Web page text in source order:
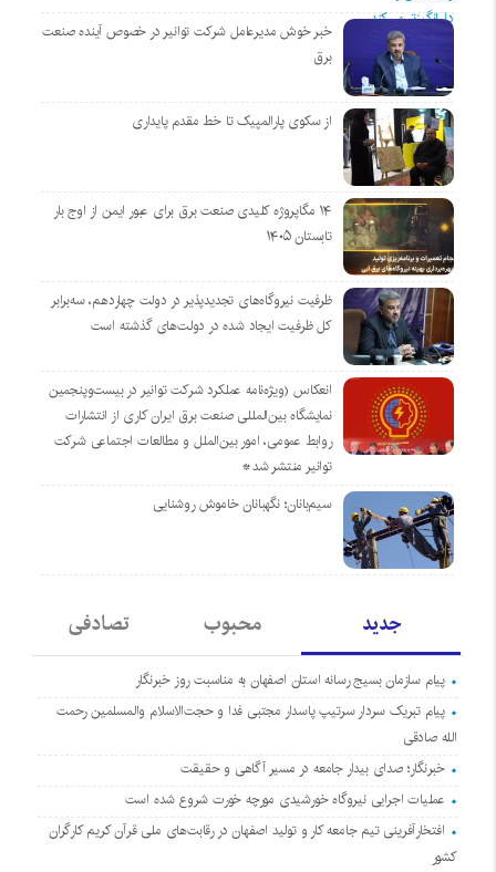
خبر خوش مدیرعامل شرکت توانیر در خصوص آینده صنعت
برق
از سکوی پارالمپیک تا خط مقدم پایداری
۱۴ مگاپروژه‌ کلیدی صنعت برق برای عبور ایمن از اوج بار
تابستان ۱۴۰۵
ظرفیت نیروگاه‌های تجدیدپذیر در دولت چهاردهم، سه‌برابر
کل ظرفیت ایجاد شده در دولت‌های گذشته است
انعکاس (ویژه‌نامه عملکرد شرکت توانیر در بیست‌وپنجمین
نمایشگاه بین‌المللی صنعت برق ایران کاری از انتشارات
روابط عمومی، امور بین‌الملل و مطالعات اجتماعی شرکت
توانیر منتشر شد*
سیم‌بانان؛ نگهبانان خاموش روشنایی
جدید محبوب تصادفی
پیام سازمان بسیج رسانه استان اصفهان به مناسبت روز خبرنگار
پیام تبریک سردار سرتیپ پاسدار مجتبی فدا و حجت‌الاسلام والمسلمین رحمت
الله صادقی
خبرنگار؛ صدای بیدار جامعه در مسیر آگاهی و حقیقت
عملیات اجرایی نیروگاه خورشیدی مورچه خورت شروع شده است
افتخارآفرینی تیم جامعه کار و تولید اصفهان در رقابت‌های ملی قرآن کریم کارگران
کشور